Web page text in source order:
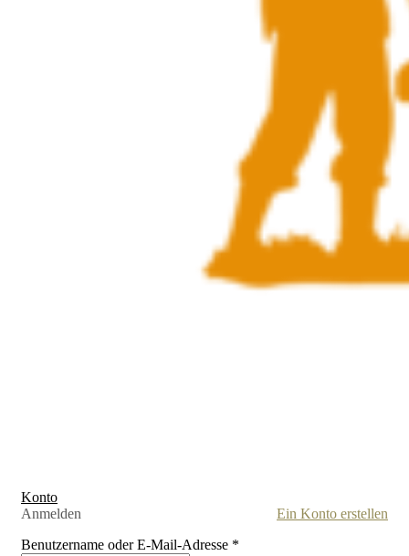
Konto
Anmelden
Ein Konto erstellen
Benutzername oder E-Mail-Adresse *